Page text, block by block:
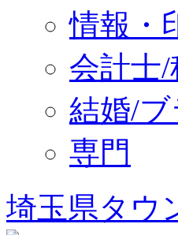
情報・
会計士
結婚/
専門
埼玉県タウ